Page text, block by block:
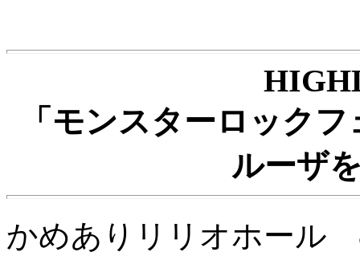
「モンスターロック
ルーザ
かめありリリオホー